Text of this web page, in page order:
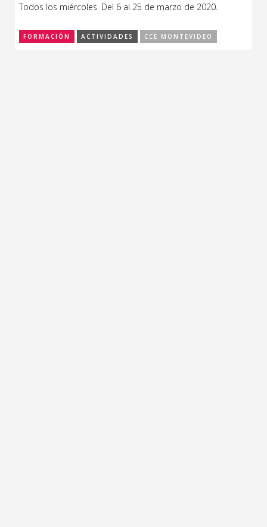
Todos los miércoles. Del 6 al 25 de marzo de 2020.
FORMACIÓN ACTIVIDADES CCE MONTEVIDEO